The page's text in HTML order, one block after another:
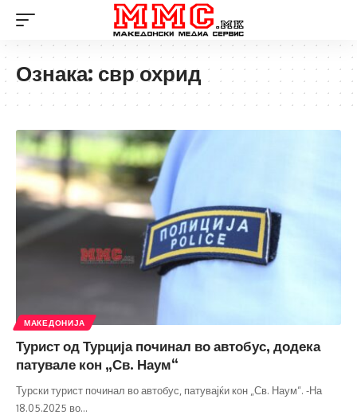
Ознака: свр охрид
МАКЕДОНИЈА
Турист од Турција починал во автобус, додека
патувале кон „Св. Наум“
Турски турист починал во автобус, патувајќи кон „Св. Наум“. -На
18.05.2025 во…